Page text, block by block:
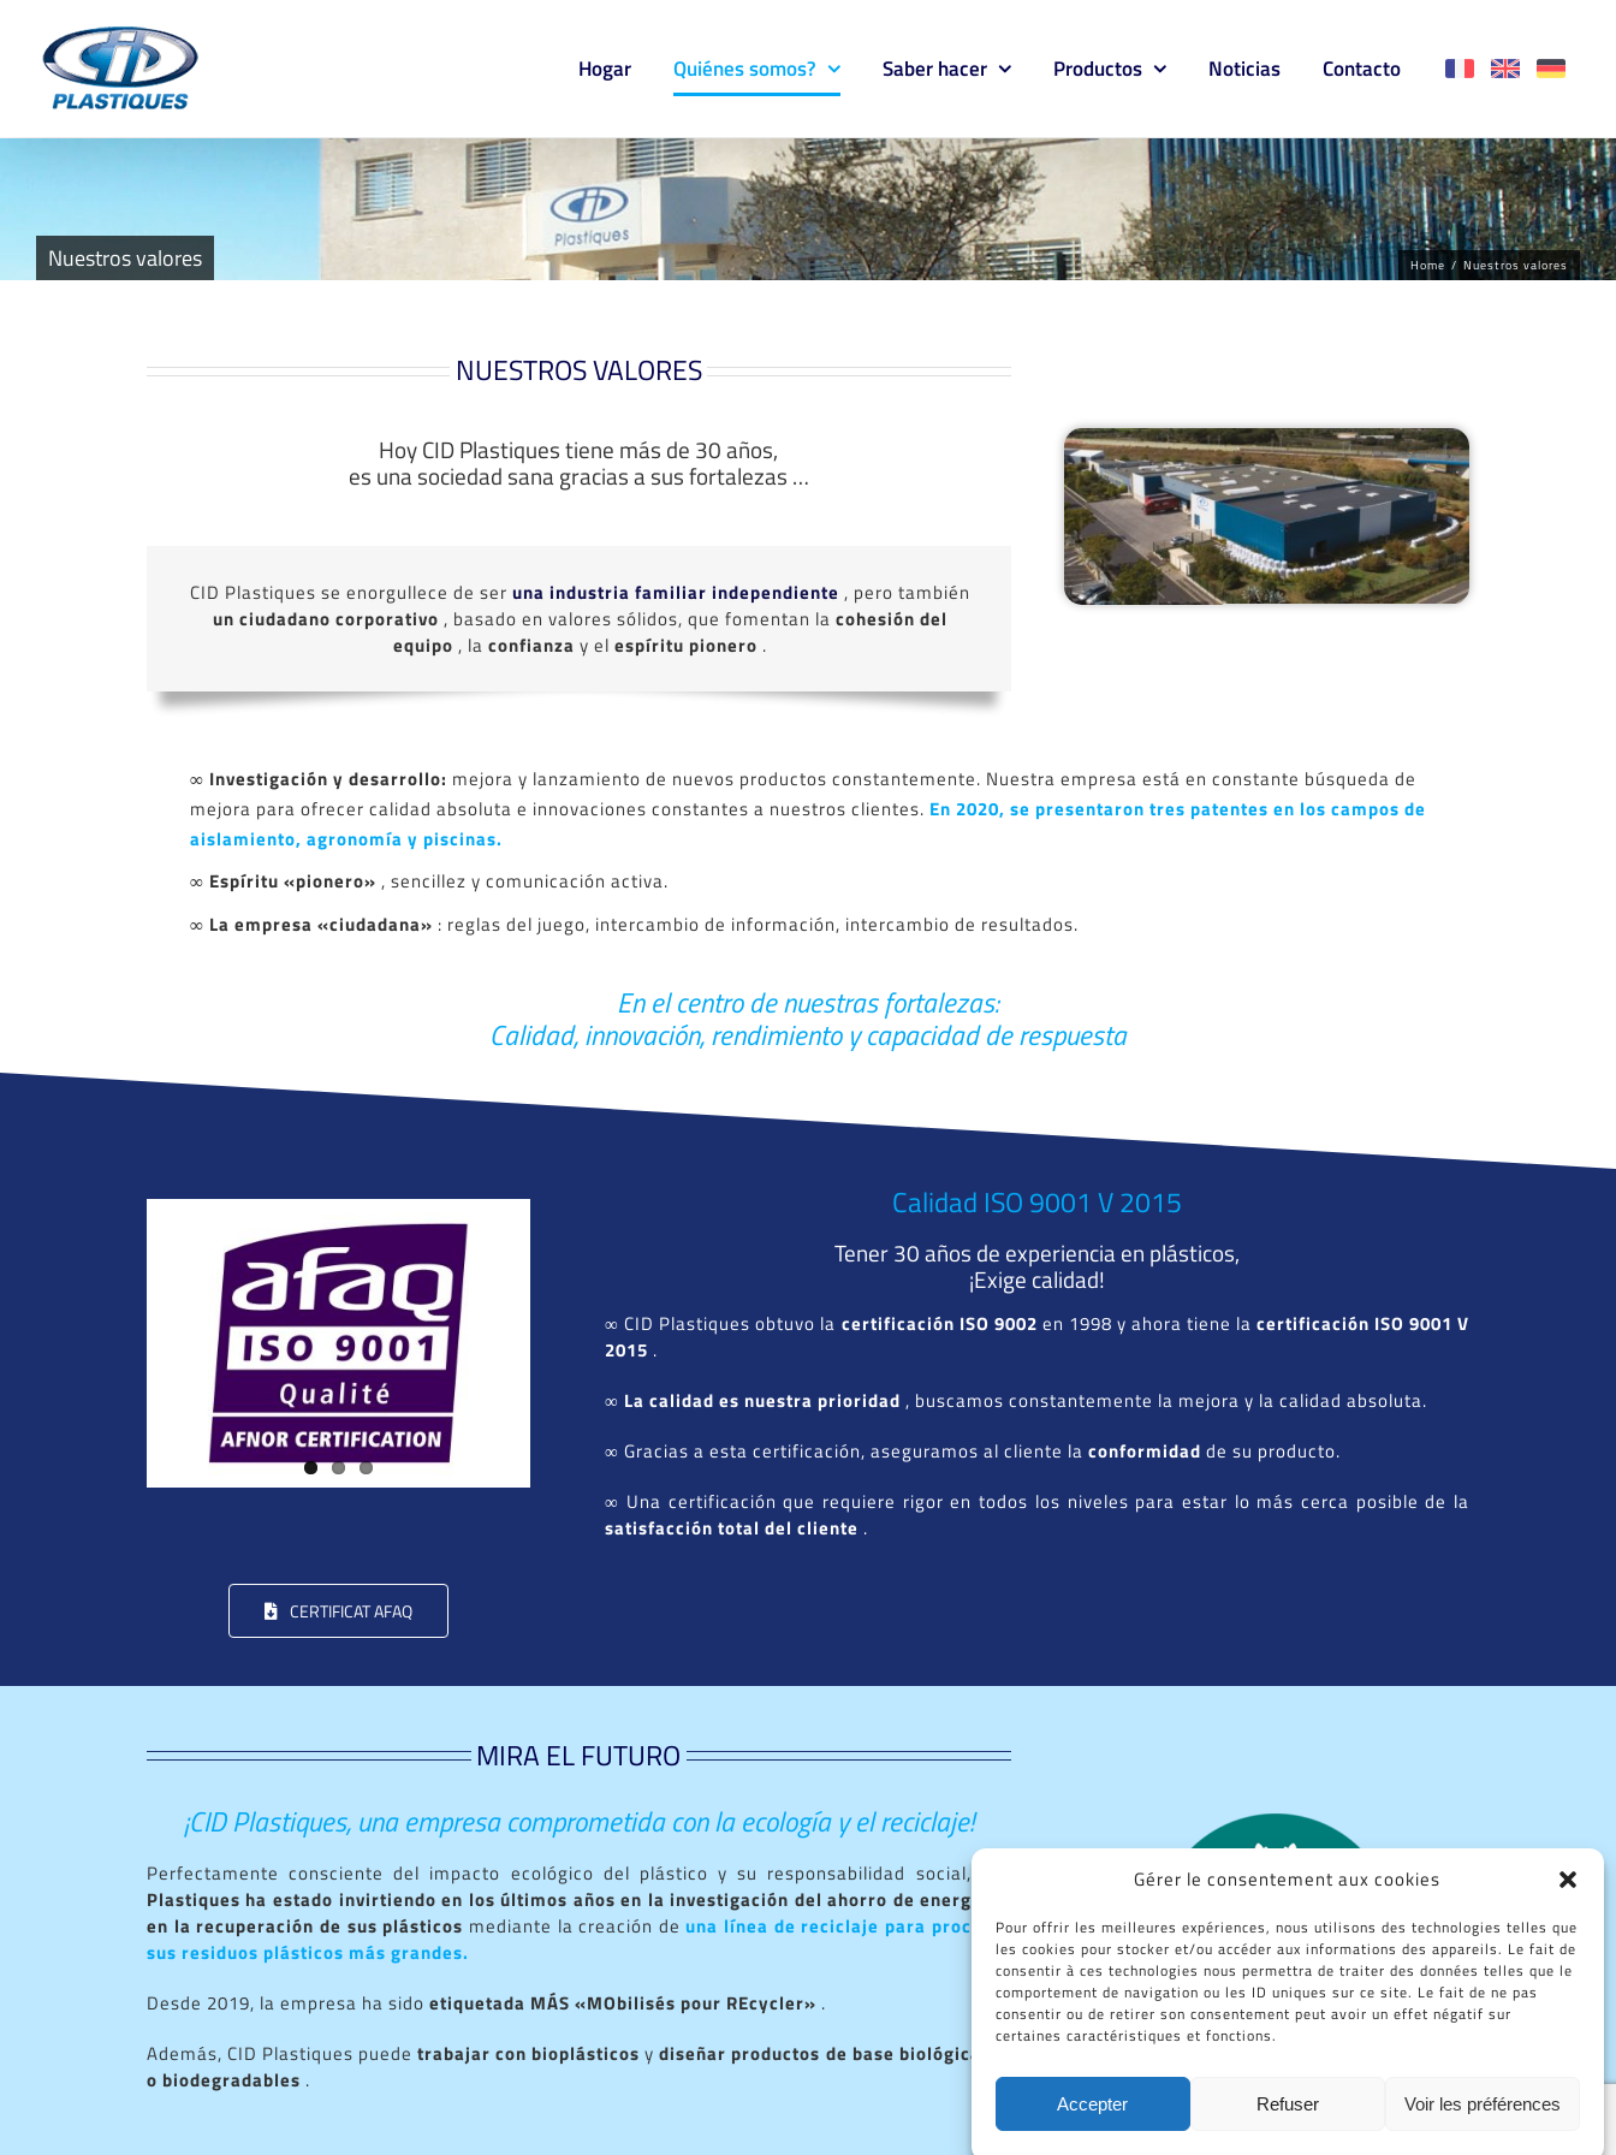
Gérer le consentement aux cookies
Pour offrir les meilleures expériences, nous utilisons des technologies telles que
les cookies pour stocker et/ou accéder aux informations des appareils. Le fait de
consentir à ces technologies nous permettra de traiter des données telles que le
comportement de navigation ou les ID uniques sur ce site. Le fait de ne pas
consentir ou de retirer son consentement peut avoir un effet négatif sur
certaines caractéristiques et fonctions.
Accepter Refuser Voir les préférences
content
Hogar Quiénes somos? Saber hacer Productos Noticias Contacto
Nuestros valores Home / Nuestros valores
NUESTROS VALORES
Hoy CID Plastiques tiene más de 30 años,
es una sociedad sana gracias a sus fortalezas …
CID Plastiques se enorgullece de seruna industria familiar independiente , pero también
un ciudadano corporativo , basado en valores sólidos, que fomentan lacohesión del
equipo , laconfianzay elespíritu pionero .
∞ Investigación y desarrollo: mejora y lanzamiento de nuevos productos constantemente. Nuestra empresa está en constante búsqueda de
mejora para ofrecer calidad absoluta e innovaciones constantes a nuestros clientes. En 2020, se presentaron tres patentes en los campos de
aislamiento, agronomía y piscinas.
∞ Espíritu «pionero» , sencillez y comunicación activa.
∞ La empresa «ciudadana» : reglas del juego, intercambio de información, intercambio de resultados.
En el centro de nuestras fortalezas:
Calidad, innovación, rendimiento y capacidad de respuesta
CERTIFICAT AFAQ
Calidad ISO 9001 V 2015
Tener 30 años de experiencia en plásticos,
¡Exige calidad!
∞ CID Plastiques obtuvo la certificación ISO 9002 en 1998 y ahora tiene la certificación ISO 9001 V
2015 .
∞ La calidad es nuestra prioridad, buscamos constantemente la mejora y la calidad absoluta.
∞ Gracias a esta certificación, aseguramos al cliente laconformidadde su producto.
∞ Una certificación que requiere rigor en todos los niveles para estar lo más cerca posible de la
satisfacción total del cliente .
MIRA EL FUTURO
¡CID Plastiques, una empresa comprometida con la ecología y el reciclaje!
Perfectamente consciente del impacto ecológico del plástico y su responsabilidad social,
Plastiques ha estado invirtiendo en los últimos años en la investigación del ahorro de energía, y
en la recuperación de sus plásticos mediante la creación deuna línea de reciclaje para procesar
sus residuos plásticos más grandes.
Desde 2019, la empresa ha sido etiquetada MÁS «MObilisés pour REcycler» .
Además, CID Plastiques puedetrabajar con bioplásticosydiseñar productos de base biológica y /
o biodegradables .